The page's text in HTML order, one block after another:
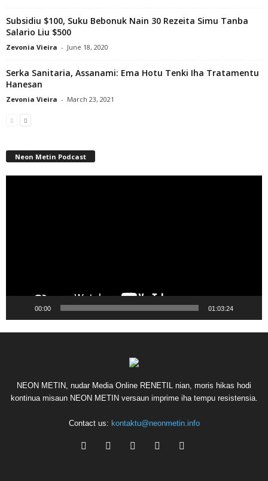
Subsidiu $100, Suku Bebonuk Nain 30 Rezeita Simu Tanba
Salario Liu $500
Zevonia Vieira - June 18, 2020
Serka Sanitaria, Assanami: Ema Hotu Tenki Iha Tratamentu
Hanesan
Zevonia Vieira - March 23, 2021
Neon Metin Podcast
00:00 01:03:24
NEON METIN, nudar Media Online RENETIL nian, moris hikas hodi
kontinua misaun NEON METIN versaun imprime iha tempu resistensia.
Contact us: kontaktu@neonmetin.info